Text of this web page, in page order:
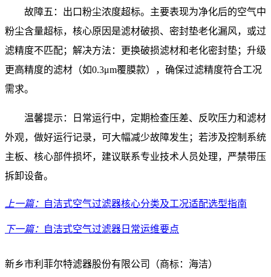
故障五：出口粉尘浓度超标。主要表现为净化后的空气中
粉尘含量超标，核心原因是滤材破损、密封垫老化漏风，或过
滤精度不匹配；解决方法：更换破损滤材和老化密封垫；升级
更高精度的滤材（如0.3μm覆膜款），确保过滤精度符合工况
需求。
温馨提示：日常运行中，定期检查压差、反吹压力和滤材
外观，做好运行记录，可大幅减少故障发生；若涉及控制系统
主板、核心部件损坏，建议联系专业技术人员处理，严禁带压
拆卸设备。
上一篇： 自洁式空气过滤器核心分类及工况适配选型指南
下一篇： 自洁式空气过滤器日常运维要点
新乡市利菲尔特滤器股份有限公司（商标：海洁）